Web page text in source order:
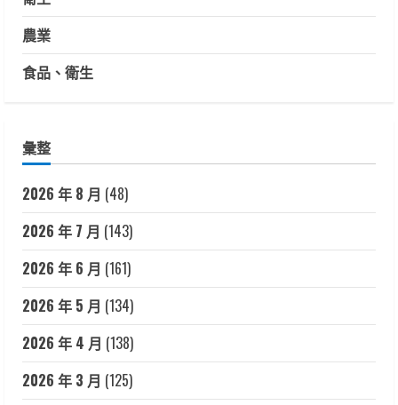
農業
食品、衛生
彙整
2026 年 8 月 (48)
2026 年 7 月 (143)
2026 年 6 月 (161)
2026 年 5 月 (134)
2026 年 4 月 (138)
2026 年 3 月 (125)